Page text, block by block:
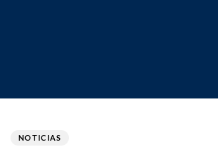
IN:
NOTICIAS